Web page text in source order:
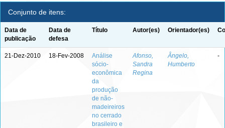
Conjunto de itens:
Data de
publicação
Data de
defesa
Título Autor(es) Orientador(es)
21-Dez-2010 18-Fev-2008
Análise
sócio-
econômica
da
produção
de não-
madeireiros
no cerrado
brasileiro e
Afonso,
Sandra
Regina
Ângelo,
Humberto
-